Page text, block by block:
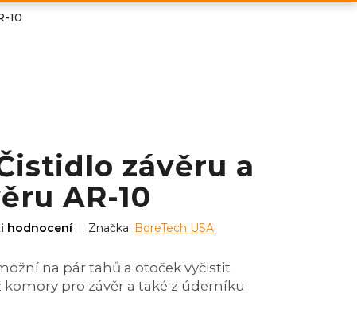
10
závěru a
AR-10
hodnocení Značka: BoreTech USA
na pár tahů a otoček vyčistit
pro závěr a také z úderníku